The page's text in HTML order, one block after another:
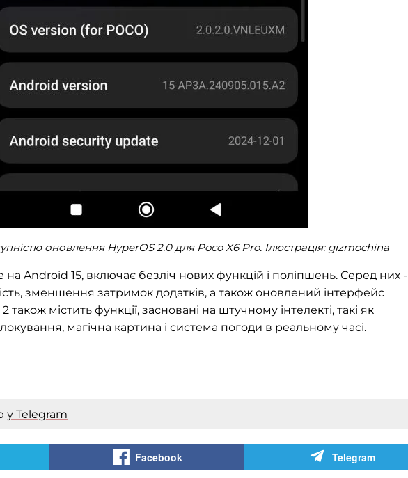
оновлення HyperOS 2.0 для Poco X6 Pro. Ілюстрація: gizmochina
Android 15, включає безліч нових функцій і поліпшень. Серед них -
зменшення затримок додатків, а також оновлений інтерфейс
також містить функції, засновані на штучному інтелекті, такі як
магічна картина і система погоди в реальному часі.
у Telegram
Facebook Telegram